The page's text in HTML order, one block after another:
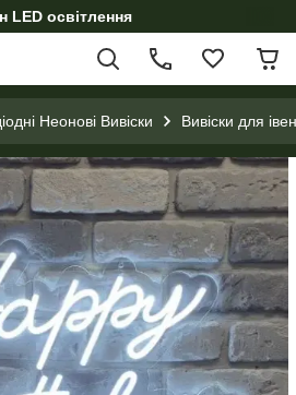
LED освітлення
Неонові Вивіски Вивіски для